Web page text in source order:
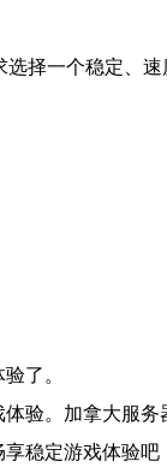
择一个稳定、速
了。
验。加拿大服
稳定游戏体验吧